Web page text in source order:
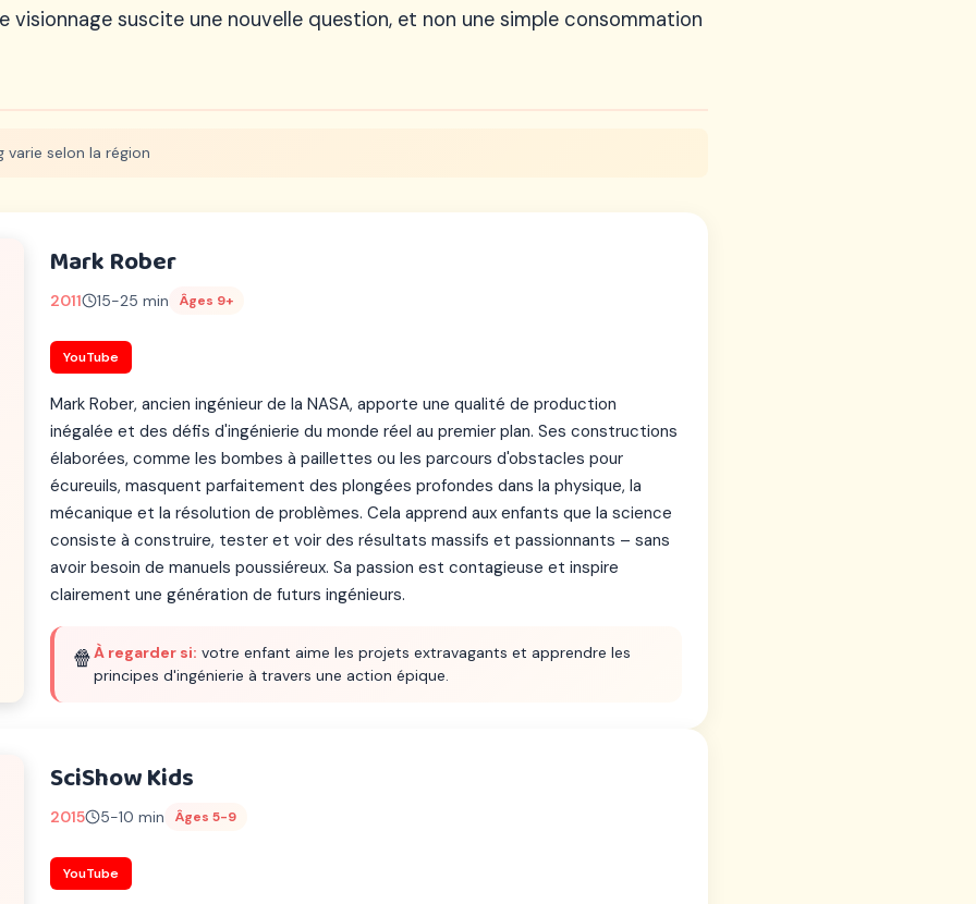
visionnage suscite une nouvelle question, et non une simple consommation
selon la région
Mark Rober
2011 15-25 min Âges 9+
YouTube
Mark Rober, ancien ingénieur de la NASA, apporte une qualité de production
inégalée et des défis d'ingénierie du monde réel au premier plan. Ses constructions
élaborées, comme les bombes à paillettes ou les parcours d'obstacles pour
écureuils, masquent parfaitement des plongées profondes dans la physique, la
mécanique et la résolution de problèmes. Cela apprend aux enfants que la science
consiste à construire, tester et voir des résultats massifs et passionnants – sans
avoir besoin de manuels poussiéreux. Sa passion est contagieuse et inspire
clairement une génération de futurs ingénieurs.
🍿À regarder si: votre enfant aime les projets extravagants et apprendre les
principes d'ingénierie à travers une action épique.
SciShow Kids
2015 5-10 min Âges 5-9
YouTube